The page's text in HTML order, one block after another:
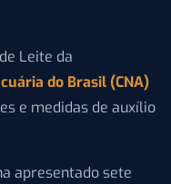
Leite da
do Brasil (CNA)
e medidas de auxílio
apresentado sete